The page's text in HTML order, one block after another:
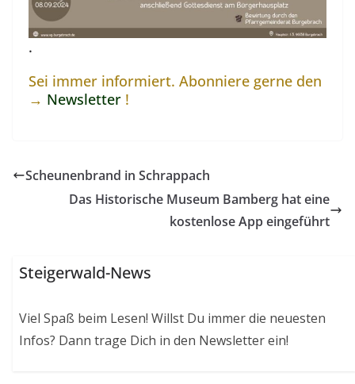
.
Sei immer informiert. Abonniere gerne den
→ Newsletter !
Scheunenbrand in Schrappach
Das Historische Museum Bamberg hat eine
kostenlose App eingeführt
Steigerwald-News
Viel Spaß beim Lesen! Willst Du immer die neuesten
Infos? Dann trage Dich in den Newsletter ein!